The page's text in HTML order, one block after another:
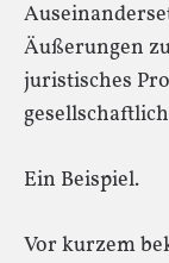
Äußerungen
juristisches
Ein Beispiel.
Vor kurzem